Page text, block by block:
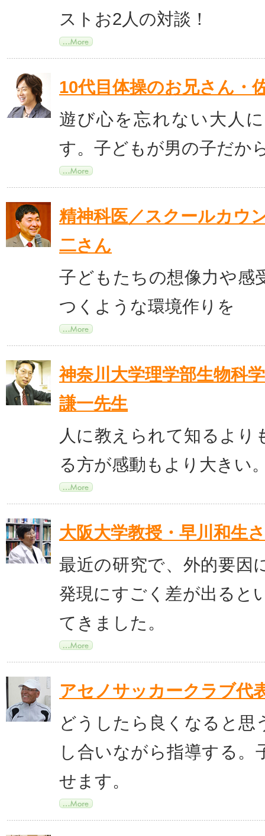
ストお2人の対談！
10代目体操のお兄さん・
遊び心を忘れない大人
す。子どもが男の子だか
精神科医／スクールカウ
二さん
子どもたちの想像力や感
つくような環境作りを
神奈川大学理学部生物科
謙一先生
人に教えられて知るより
る方が感動もより大きい
大阪大学教授・早川和生
最近の研究で、外的要因
発現にすごく差が出ると
てきました。
アセノサッカークラブ代
どうしたら良くなると思
し合いながら指導する。
せます。